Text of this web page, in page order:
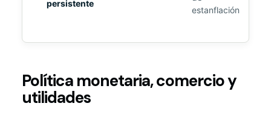
persistente
estanflación
Política monetaria, comercio y
utilidades